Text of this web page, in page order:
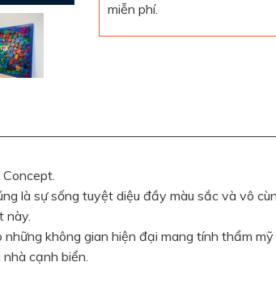
miễn phí.
là sự sống tuyệt diệu đầy màu sắc và vô
này.
không gian hiện đại mang tính thẩm
cạnh biển.